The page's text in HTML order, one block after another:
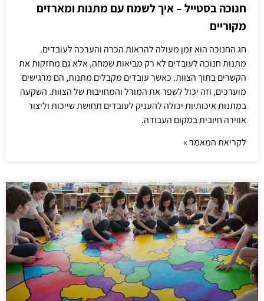
חנוכה בסטייל – איך לשמח עם מתנות ומארזים
מקוריים
חג החנוכה הוא זמן מעולה להראות הכרה והערכה לעובדים.
מתנות חנוכה לעובדים לא רק מביאות שמחה, אלא גם מחזקות את
הקשרים בתוך הצוות. כאשר עובדים מקבלים מתנות, הם מרגישים
מוערכים, וזה יכול לשפר את המורל והמחויבות של הצוות. השקעה
במתנות איכותיות יכולה להעניק לעובדים תחושת שייכות וליצור
אווירה חיובית במקום העבודה.
לקריאת המאמר »